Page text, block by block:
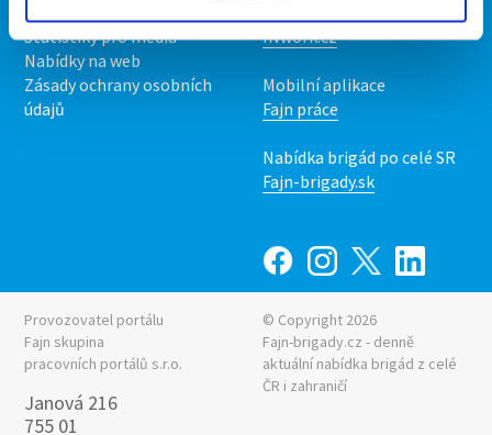
Statistiky pro média
Nabídky na web
Zásady ochrany osobních
údajů
INwork.cz
Mobilní aplikace
Fajn práce
Nabídka brigád po celé SR
Fajn-brigady.sk
Provozovatel portálu
Fajn skupina
pracovních portálů s.r.o.
Janová 216
755 01
© Copyright 2026
Fajn-brigady.cz - denně
aktuální nabídka brigád z celé
ČR i zahraničí